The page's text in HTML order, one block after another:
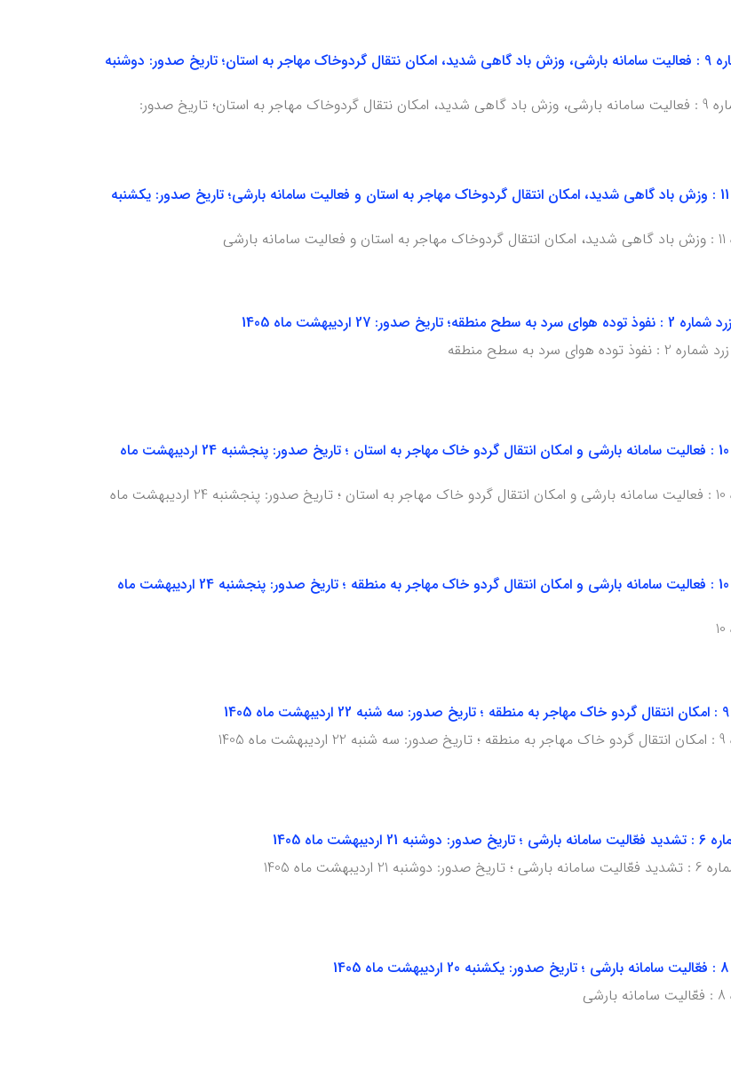
هشدار هواشناسی سطح ارنجی شماره 9 : فعالیت سامانه بارشی، وزش باد گاهی شدید، امکان نتقال گردوخاک مهاجر به استان؛ تاریخ صدور: دوشنبه
هشدار هواشناسی سطح ارنجی شماره 9 : فعالیت سامانه بارشی، وزش باد گاهی شدید، امکان نتقال گردوخاک مهاجر به استان؛ تاریخ صدور:
هشدار هواشناسی سطح زرد شماره 11 : وزش باد گاهی شدید، امکان انتقال گردوخاک مهاجر به استان و فعالیت سامانه بارشی؛ تاریخ صدور: یکشنبه
اردیبهشت ماه 1405
به سطح منطقه
هشدار هواشناسی سطح زرد شماره 10 : فعالیت سامانه بارشی و امکان انتقال گردو خاک مهاجر به استان ؛ تاریخ صدور: پنجشنبه 24 اردیبهشت ماه
هشدار هواشناسی سطح زرد شماره 10 : فعالیت سامانه بارشی و امکان انتقال گردو خاک مهاجر به استان ؛ تاریخ صدور: پنجشنبه 24 اردیبهشت ماه
هشدار هواشناسی سطح زرد شماره 10 : فعالیت سامانه بارشی و امکان انتقال گردو خاک مهاجر به منطقه ؛ تاریخ صدور: پنجشنبه 24 اردیبهشت ماه
1405
ماه 1405